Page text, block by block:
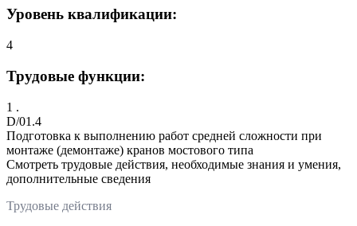
Уровень квалификации:
4
Трудовые функции:
1 .
D/01.4
Подготовка к выполнению работ средней сложности при
монтаже (демонтаже) кранов мостового типа
Смотреть трудовые действия, необходимые знания и умения,
дополнительные сведения
Трудовые действия